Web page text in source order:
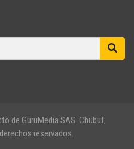
de GuruMedia SAS. Chubut,
reservados.